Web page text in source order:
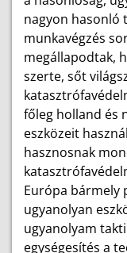
nagyon hasonló
munkavégzés
megállapodtak,
szerte, sőt
főleg holland és
eszközeit
hasznosnak
Európa bármely
ugyanolyan
ugyanolyam
egységesítés a